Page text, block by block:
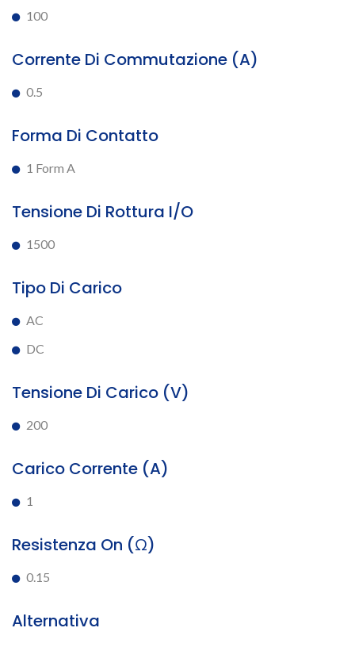
100
Corrente Di Commutazione (A)
0.5
Forma Di Contatto
1 Form A
Tensione Di Rottura I/O
1500
Tipo Di Carico
AC
DC
Tensione Di Carico (V)
200
Carico Corrente (A)
1
Resistenza On (Ω)
0.15
Alternativa